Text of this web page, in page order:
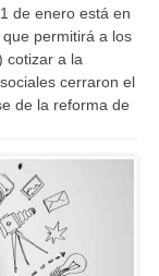
de enero está en
permitirá a los
cotizar a la
cerraron el
de la reforma de